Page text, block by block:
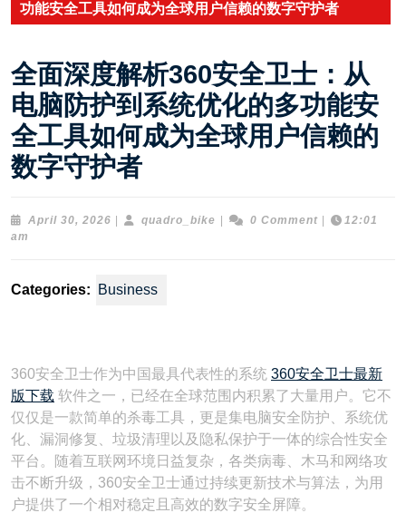
功能安全工具如何成为全球用户信赖的数字守护者
全面深度解析360安全卫士：从
电脑防护到系统优化的多功能安
全工具如何成为全球用户信赖的
数字守护者
April 30, 2026 April
quadro_bike quadro_bike
0 Comment
12:01
am
Categories: Business
360安全卫士作为中国最具代表性的系统 360安全卫士最新
版下载 软件之一，已经在全球范围内积累了大量用户。它不
仅仅是一款简单的杀毒工具，更是集电脑安全防护、系统优
化、漏洞修复、垃圾清理以及隐私保护于一体的综合性安全
平台。随着互联网环境日益复杂，各类病毒、木马和网络攻
击不断升级，360安全卫士通过持续更新技术与算法，为用
户提供了一个相对稳定且高效的数字安全屏障。